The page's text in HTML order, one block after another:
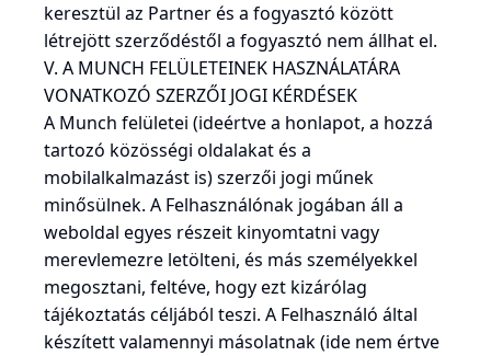
keresztül az Partner és a fogyasztó között
létrejött szerződéstől a fogyasztó nem állhat el.
V. A MUNCH FELÜLETEINEK HASZNÁLATÁRA
VONATKOZÓ SZERZŐI JOGI KÉRDÉSEK
A Munch felületei (ideértve a honlapot, a hozzá
tartozó közösségi oldalakat és a
mobilalkalmazást is) szerzői jogi műnek
minősülnek. A Felhasználónak jogában áll a
weboldal egyes részeit kinyomtatni vagy
merevlemezre letölteni, és más személyekkel
megosztani, feltéve, hogy ezt kizárólag
tájékoztatás céljából teszi. A Felhasználó által
készített valamennyi másolatnak (ide nem értve